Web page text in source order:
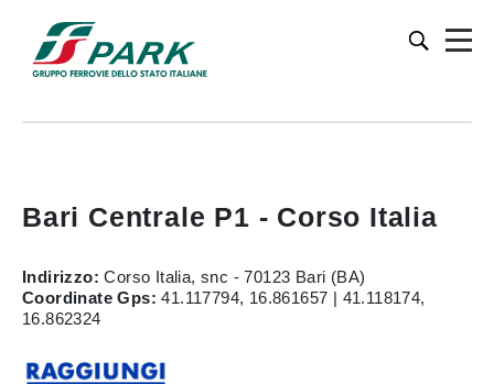
Bari Centrale P1 - Corso Italia
Indirizzo: Corso Italia, snc - 70123 Bari (BA)
Coordinate Gps:41.117794, 16.861657 | 41.118174,
16.862324